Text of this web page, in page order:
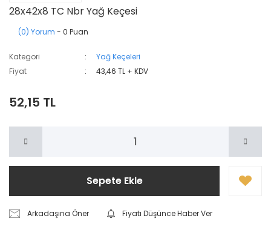
28x42x8 TC Nbr Yağ Keçesi
(0) Yorum - 0 Puan
Kategori
Yağ Keçeleri
Fiyat
43,46 TL + KDV
52,15 TL
Sepete Ekle
Arkadaşına Öner
Fiyatı Düşünce Haber Ver